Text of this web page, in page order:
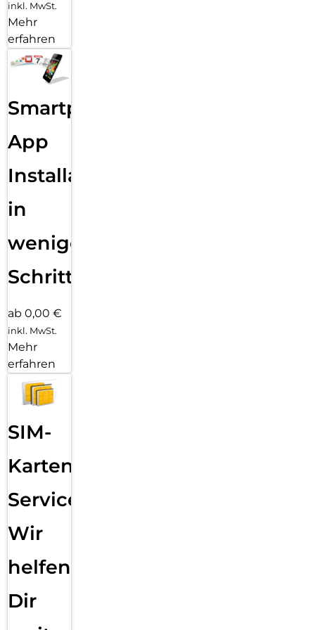
inkl. MwSt.
Mehr
erfahren
Smartphone
App
Installation
in
wenigen
Schritten
ab 0,00 €
inkl. MwSt.
Mehr
erfahren
SIM-
Karten
Service:
Wir
helfen
Dir